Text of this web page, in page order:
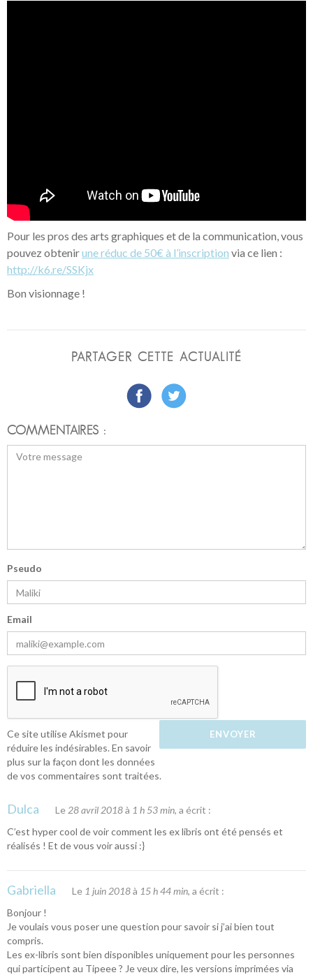
Pour les pros des arts graphiques et de la communication, vous
pouvez obtenirune réduc de 50€ à l’inscription via ce lien :
http://k6.re/SSKjx
Bon visionnage !
PARTAGER CETTE ACTUALITÉ
COMMENTAIRES :
Pseudo
Email
Ce site utilise Akismet pour
réduire les indésirables. En savoir
plus sur la façon dont les données
de vos commentaires sont traitées.
Dulca Le 28 avril 2018à 1 h 53 min, a écrit :
C’est hyper cool de voir comment les ex libris ont été pensés et
réalisés ! Et de vous voir aussi :}
Gabriella Le 1 juin 2018à 15 h 44 min, a écrit :
Bonjour !
Je voulais vous poser une question pour savoir si j’ai bien tout
compris.
Les ex-libris sont bien disponibles uniquement pour les personnes
qui participent au Tipeee ? Je veux dire, les versions imprimées via